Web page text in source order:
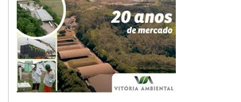
proteção com comp...